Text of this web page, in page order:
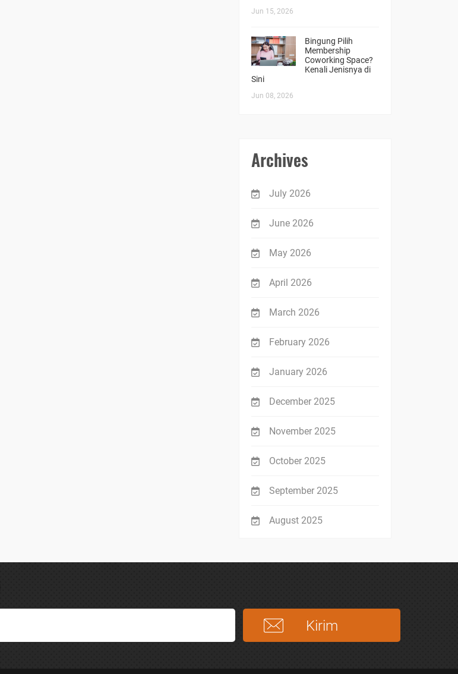
Jun 15, 2026
Bingung Pilih
Membership
Coworking Space?
Kenali Jenisnya di
Sini
Jun 08, 2026
Archives
July 2026
June 2026
May 2026
April 2026
March 2026
February 2026
January 2026
December 2025
November 2025
October 2025
September 2025
August 2025